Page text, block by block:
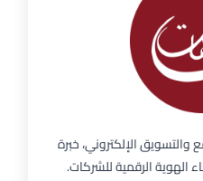
الإلكتروني، خبرة